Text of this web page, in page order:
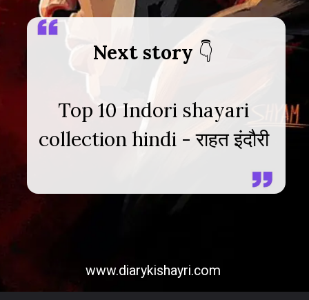
Next story
Top 10 Indori shayari
collection hindi - राहत इंदौरी
www.diarykishayri.com